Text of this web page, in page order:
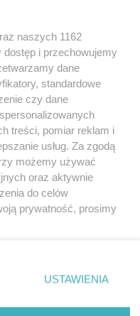
korzystania z portali
sięz nami
naszych 1162
i przechowujemy
dane
standardowe
czy dane
treści, pomiar reklam i
usług. Za zgodą
możemy używać
oraz aktywnie
do celów
prywatność, prosimy
dolnym rogu strony
danych nie wymagają
sprzeciwić się
USTAWIENIA